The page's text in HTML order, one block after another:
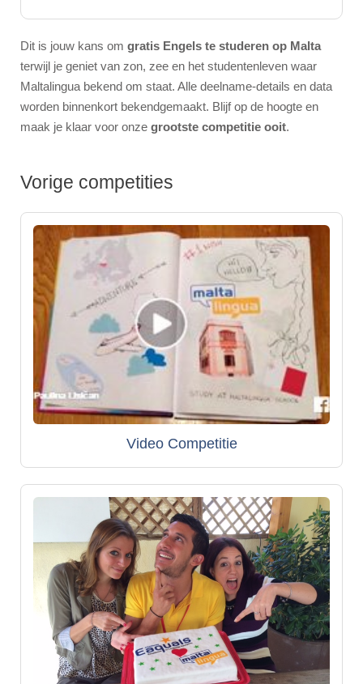
Dit is jouw kans om gratis Engels te studeren op Malta
terwijl je geniet van zon, zee en het studentenleven waar
Maltalingua bekend om staat. Alle deelname-details en data
worden binnenkort bekendgemaakt. Blijf op de hoogte en
maak je klaar voor onze grootste competitie ooit.
Vorige competities
Video Competitie